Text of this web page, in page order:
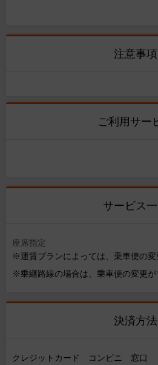
注意事項
ご利用サー
サービス
座席指定
※運賃プランによっては、乗車便の変
※乗継路線の場合は、乗車便の変更が
決済方法
クレジットカード コンビニ 窓口